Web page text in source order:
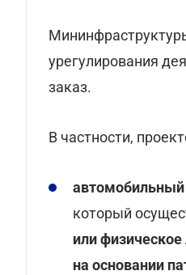
урегулирования
заказ.
В частности,
автомобильный
который
или
на основании